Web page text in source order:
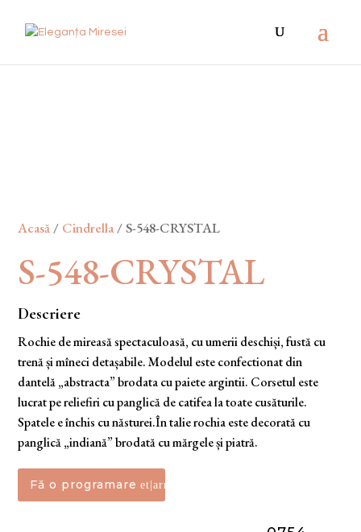
Acasă / Cindrella / S-548-CRYSTAL
S-548-CRYSTAL
Descriere
Rochie de mireasă spectaculoasă, cu umerii deschiși, fustă cu
trenă și mîneci detașabile. Modelul este confectionat din
dantelă „abstracta” brodata cu paiete argintii. Corsetul este
lucrat pe reliefiri cu panglică de catifea la toate cusăturile.
Spatele e închis cu năsturei.În talie rochia este decorată cu
panglică „indiană” brodată cu mărgele și piatră.
Fă o programare